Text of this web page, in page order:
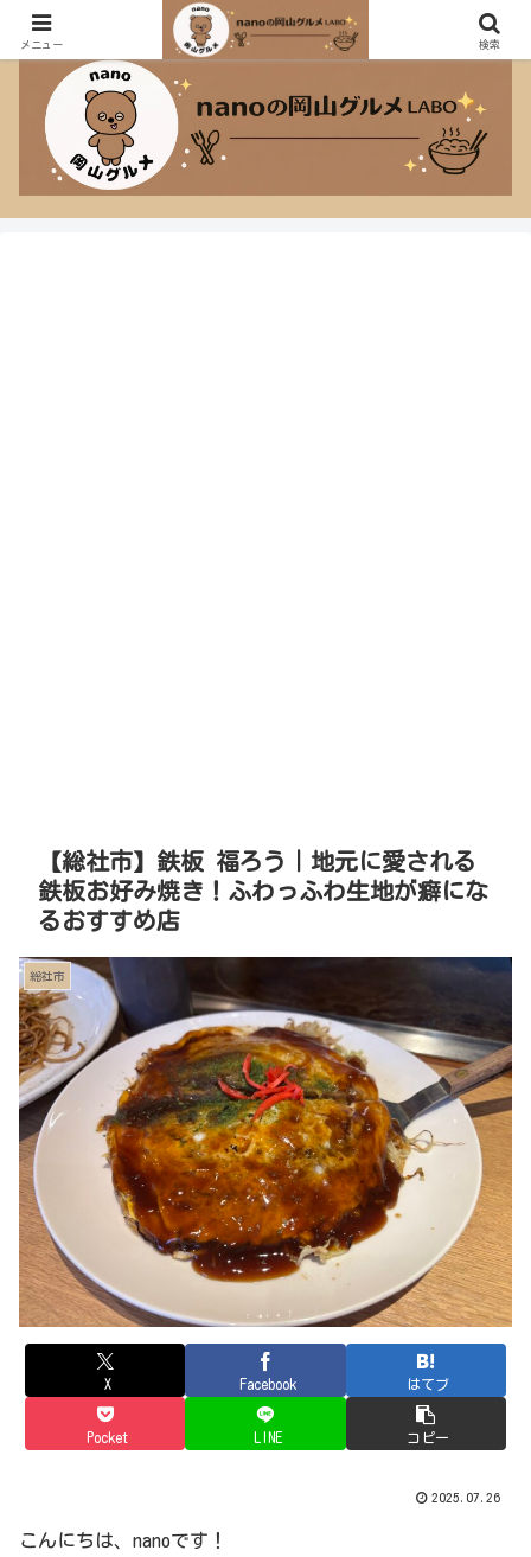
おしゃれなカフェも大盛り定食も大好きなnanoのグルメブログ！
【総社市】鉄板 福ろう｜地元に愛される
鉄板お好み焼き！ふわっふわ生地が癖にな
るおすすめ店
総社市
X Facebook はてブ
Pocket LINE コピー
2025.07.26
こんにちは、nanoです！
メニュー 検索